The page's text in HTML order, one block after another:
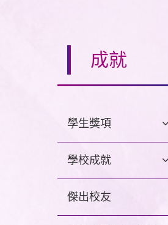
成就
學生獎項
學校成就
傑出校友